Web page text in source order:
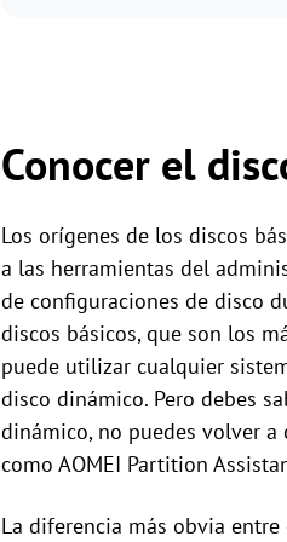
Conocer el
Los orígenes de los discos
a las herramientas del
de configuraciones de disco
discos básicos, que son los
puede utilizar cualquier
disco dinámico. Pero debes
dinámico, no puedes volver
como AOMEI Partition
La diferencia más obvia